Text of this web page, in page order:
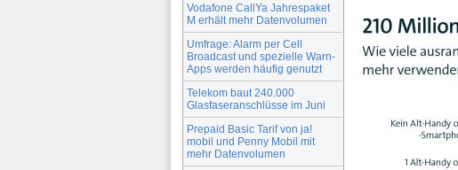
Vodafone CallYa Jahrespaket
M erhält mehr Datenvolumen
Umfrage: Alarm per Cell
Broadcast und spezielle Warn-
Apps werden häufig genutzt
Telekom baut 240.000
Glasfaseranschlüsse im Juni
Prepaid Basic Tarif von ja!
mobil und Penny Mobil mit
mehr Datenvolumen